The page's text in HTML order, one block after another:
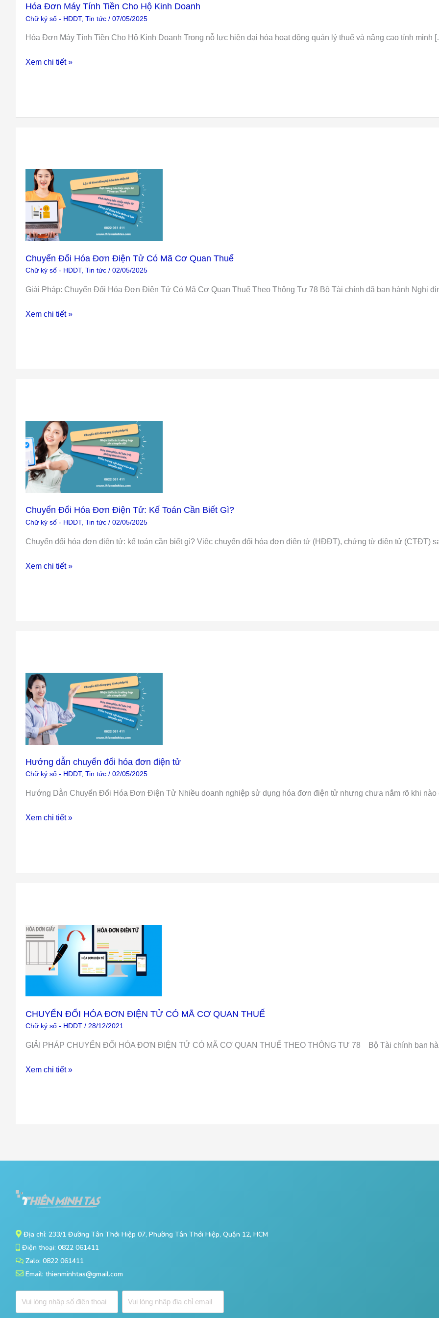
Hóa Đơn Máy Tính Tiền Cho Hộ Kinh Doanh
Chữ ký số - HDDT, Tin tức / 07/05/2025
Hóa Đơn Máy Tính Tiền Cho Hộ Kinh Doanh Trong nỗ lực hiện đại hóa hoạt động quản lý thuế và nâng cao tính minh
Kinh
Doanh
Xem chi tiết »
Chuyển Đổi Hóa Đơn Điện Tử Có Mã Cơ Quan Thuế
Chữ ký số - HDDT, Tin tức / 02/05/2025
Giải Pháp: Chuyển Đổi Hóa Đơn Điện Tử Có Mã Cơ Quan Thuế Theo Thông Tư 78 Bộ Tài chính đã ban hành Nghị
Chuyển
Đổi
Hóa
Đơn
Điện
Tử
Mã
Quan
Xem chi tiết »
Chuyển Đổi Hóa Đơn Điện Tử: Kế Toán Cần Biết Gì?
Chữ ký số - HDDT, Tin tức / 02/05/2025
Chuyển đổi hóa đơn điện tử: kế toán cần biết gì? Việc chuyển đổi hóa đơn điện tử (HĐĐT), chứng từ điện tử (CTĐT)
Chuyển
Đổi
Hóa
Đơn
Điện
Tử:
Toán
Biết
Xem chi tiết »
Hướng dẫn chuyển đổi hóa đơn điện tử
Chữ ký số - HDDT, Tin tức / 02/05/2025
Hướng Dẫn Chuyển Đổi Hóa Đơn Điện Tử Nhiều doanh nghiệp sử dụng hóa đơn điện tử nhưng chưa nắm rõ khi nào
Hướng
dẫn
chuyển
đổi
hóa
đơn
tử
Xem chi tiết »
CHUYỂN ĐỔI HÓA ĐƠN ĐIỆN TỬ CÓ MÃ CƠ QUAN THUẾ
Chữ ký số - HDDT / 28/12/2021
GIẢI PHÁP CHUYỂN ĐỔI HÓA ĐƠN ĐIỆN TỬ CÓ MÃ CƠ QUAN THUẾ THEO THÔNG TƯ 78 Bộ Tài chính ban
CHUYỂN
ĐỔI
MÃ
QUAN
Xem chi tiết »
Địa chỉ: 233/1 Đường Tân Thới Hiệp 07, Phường Tân Thới Hiệp, Quận 12, HCM
Điện thoại: 0822 061411
Zalo: 0822 061411
Email: thienminhtas@gmail.com